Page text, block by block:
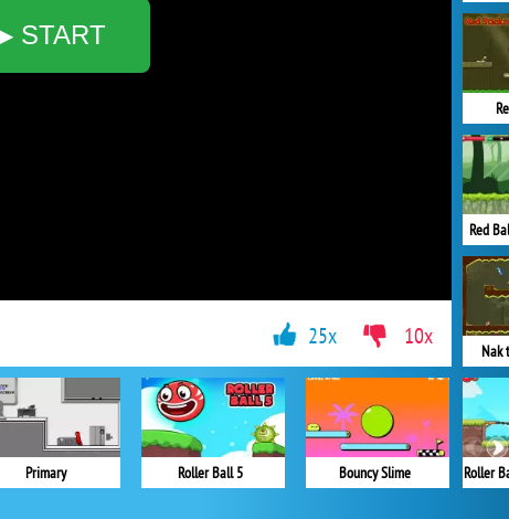
START
Red
Nak
Roller
Primary Roller Ball 5 Bouncy Slime
25x 10x